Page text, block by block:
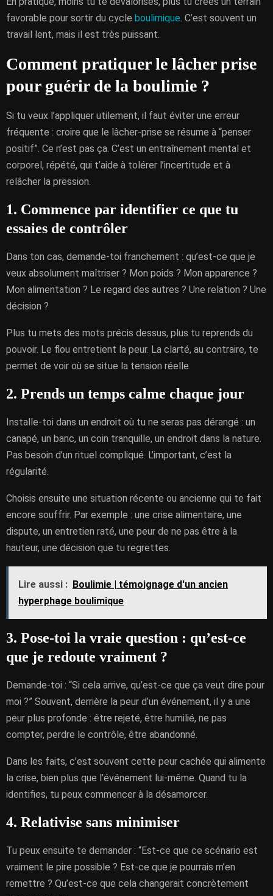
favorable pour sortir du cycle boulimique. C’est souvent un
travail lent, mais il est très puissant.
Comment pratiquer le lâcher prise
pour guérir de la boulimie ?
Si tu veux l’appliquer utilement, il faut éviter une erreur
fréquente : croire que le lâcher-prise se résume à “penser
positif”. Ce n’est pas ça. C’est un entraînement mental et
corporel, répété, qui t’aide à tolérer l’incertitude et à
relâcher la pression.
1. Commence par identifier ce que tu
essaies de contrôler
Dans ton cas, demande-toi franchement : qu’est-ce que je
veux absolument maîtriser ? Mon poids ? Mon apparence ?
Mon alimentation ? Le regard des autres ? Une relation ? Une
décision ?
Plus tu mets des mots précis dessus, plus tu reprends du
pouvoir. Le flou entretient la peur. La clarté, au contraire, te
permet de voir où se situe la tension réelle.
2. Prends un temps calme chaque jour
Installe-toi dans un endroit où tu ne seras pas dérangé : un
canapé, un banc, un coin tranquille, un endroit dans la nature.
Pas besoin d’un rituel compliqué. L’important, c’est la
régularité.
Choisis ensuite une situation récente ou ancienne qui te fait
encore souffrir. Par exemple : une crise alimentaire, une
dispute, un entretien raté, une peur de ne pas être à la
hauteur, une décision que tu regrettes.
Lire aussi : Boulimie | témoignage d'un ancien
hyperphage boulimique
3. Pose-toi la vraie question : qu’est-ce
que je redoute vraiment ?
Demande-toi : “Si cela arrive, qu’est-ce que ça veut dire pour
moi ?” Souvent, derrière la peur d’un événement, il y a une
peur plus profonde : être rejeté, être humilié, ne pas
compter, perdre le contrôle, être abandonné.
Dans les faits, c’est souvent cette peur cachée qui alimente
la crise, bien plus que l’événement lui-même. Quand tu la
identifies, tu peux commencer à la désamorcer.
4. Relativise sans minimiser
Tu peux ensuite te demander : “Est-ce que ce scénario est
vraiment le pire possible ? Est-ce que je pourrais m’en
remettre ? Qu’est-ce que cela changerait concrètement